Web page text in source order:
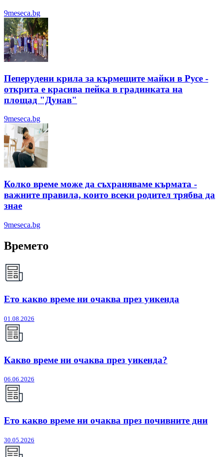
9meseca.bg
Пеперудени крила за кърмещите майки в Русе -
открита е красива пейка в градинката на
площад "Дунав"
9meseca.bg
Колко време може да съхраняваме кърмата -
важните правила, които всеки родител трябва да
знае
9meseca.bg
Времето
Ето какво време ни очаква през уикенда
01.08.2026
Какво време ни очаква през уикенда?
06.06.2026
Ето какво време ни очаква през почивните дни
30.05.2026